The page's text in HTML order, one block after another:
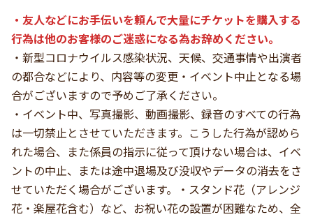
・友人などにお手伝いを頼んで大量にチケットを購入する
行為は他のお客様のご迷惑になる為お辞めください。
・新型コロナウイルス感染状況、天候、交通事情や出演者
の都合などにより、内容等の変更・イベント中止となる場
合がございますので予めご了承ください。
・イベント中、写真撮影、動画撮影、録音のすべての行為
は一切禁止とさせていただきます。こうした行為が認めら
れた場合、また係員の指示に従って頂けない場合は、イベ
ントの中止、または途中退場及び没収やデータの消去をさ
せていただく場合がございます。・スタンド花（アレンジ
花・楽屋花含む）など、お祝い花の設置が困難なため、全